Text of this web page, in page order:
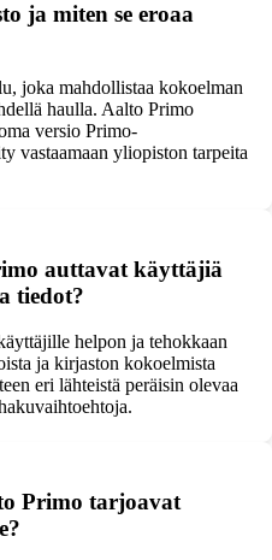
ja miten se eroaa
joka mahdollistaa kokoelman
haulla. Aalto Primo
versio Primo-
vastaamaan yliopiston tarpeita
auttavat käyttäjiä
tiedot?
helpon ja tehokkaan
ja kirjaston kokoelmista
eri lähteistä peräisin olevaa
Primo tarjoavat